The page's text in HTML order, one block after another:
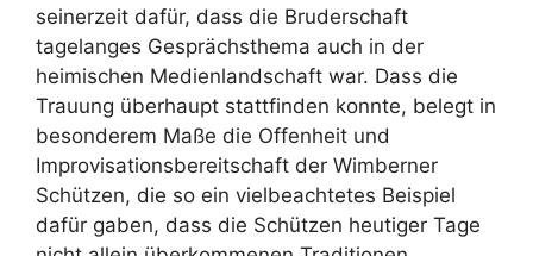
seinerzeit dafür, dass die Bruderschaft
tagelanges Gesprächsthema auch in der
heimischen Medienlandschaft war. Dass die
Trauung überhaupt stattfinden konnte, belegt in
besonderem Maße die Offenheit und
Improvisationsbereitschaft der Wimberner
Schützen, die so ein vielbeachtetes Beispiel
dafür gaben, dass die Schützen heutiger Tage